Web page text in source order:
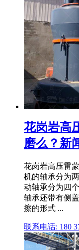
花岗岩高
磨么？新
花岗岩高压雷
机的轴承分为
动轴承分为四
轴承还带有侧
擦的形式 ...
联系电话: 180